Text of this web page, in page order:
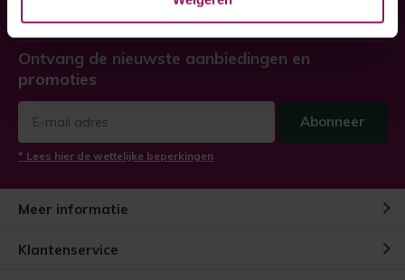
Twijfel niet, neem contact met ons op!
Ontvang de nieuwste aanbiedingen en
promoties
Abonneer
* Lees hier de wettelijke beperkingen
Meer informatie
Klantenservice